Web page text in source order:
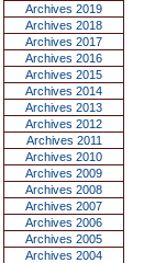
Archives 2019
Archives 2018
Archives 2017
Archives 2016
Archives 2015
Archives 2014
Archives 2013
Archives 2012
Archives 2011
Archives 2010
Archives 2009
Archives 2008
Archives 2007
Archives 2006
Archives 2005
Archives 2004